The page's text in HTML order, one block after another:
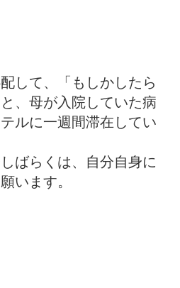
して、「もしかしたら
、母が入院していた病
ルに一週間滞在してい
ばらくは、自分自身に
います。